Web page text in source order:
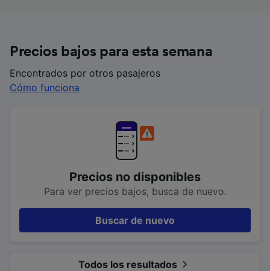
Precios bajos para esta semana
Encontrados por otros pasajeros
Cómo funciona
Precios no disponibles
Para ver precios bajos, busca de nuevo.
Buscar de nuevo
Todos los resultados